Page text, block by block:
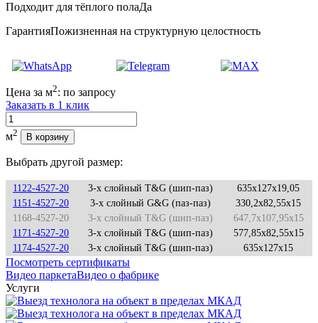
Подходит для тёплого полаДа
ГарантияПожизненная на структурную целостность
Цена за м2: по запросу
Заказать в 1 клик
Количество
м2 В корзину
Выбрать другой размер:
1122-4527-20 3-х слойный T&G (шип-паз)
635x127x19,05
1151-4527-20
3-х слойный G&G (паз-паз)
330,2x82,55x15
1168-4527-20
3-х слойный T&G (шип-паз)
647,7x107,95x15
1171-4527-20
3-х слойный T&G (шип-паз)
577,85x82,55x15
1174-4527-20
3-х слойный T&G (шип-паз) 635x127x15
Посмотреть сертификаты
Видео паркетаВидео о фабрике
Услуги